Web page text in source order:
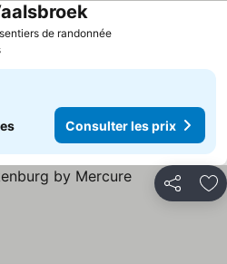
de randonnéeConsulter les
Consulter les prix
Consulter les prix
Partager